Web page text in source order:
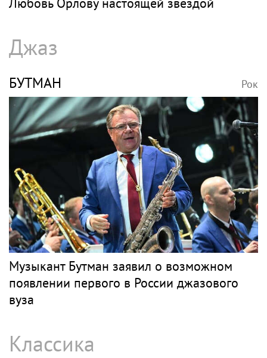
Джаз
БУТМАН Рок
Музыкант Бутман заявил о возможном
появлении первого в России джазового
вуза
Классика